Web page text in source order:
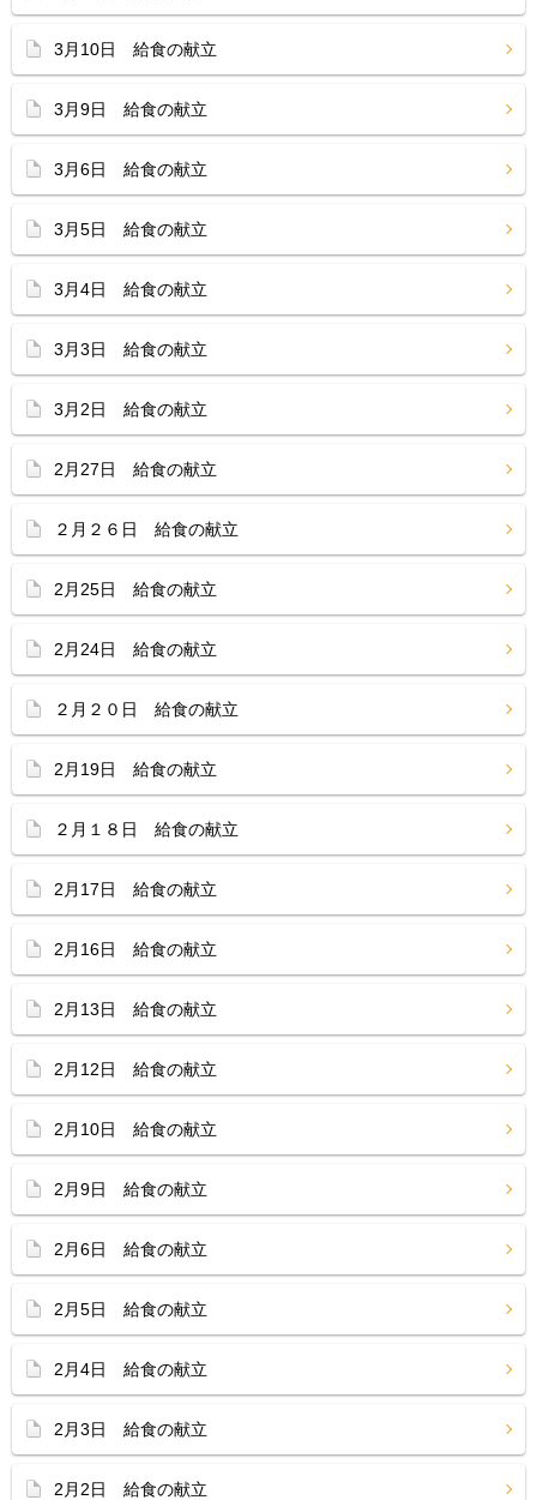
3月10日 給食の献立
3月9日 給食の献立
3月6日 給食の献立
3月5日 給食の献立
3月4日 給食の献立
3月3日 給食の献立
3月2日 給食の献立
2月27日 給食の献立
２月２６日 給食の献立
2月25日 給食の献立
2月24日 給食の献立
２月２０日 給食の献立
2月19日 給食の献立
２月１８日 給食の献立
2月17日 給食の献立
2月16日 給食の献立
2月13日 給食の献立
2月12日 給食の献立
2月10日 給食の献立
2月9日 給食の献立
2月6日 給食の献立
2月5日 給食の献立
2月4日 給食の献立
2月3日 給食の献立
2月2日 給食の献立